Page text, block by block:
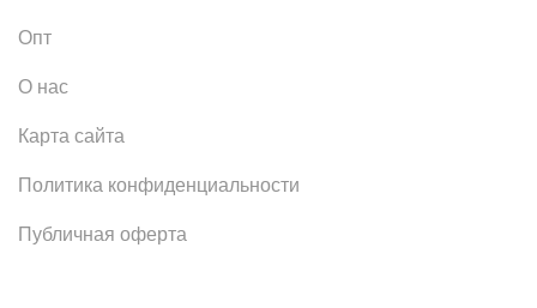
Опт
О нас
Карта сайта
Политика конфиденциальности
Публичная оферта